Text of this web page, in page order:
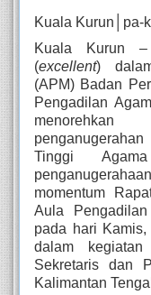
Kuala Kurun│pa-
Kuala Kurun –
(excellent)
(APM) Badan
Pengadilan
Tinggi
momentum
Aula
pada hari
dalam
Sekretaris dan
Kalimantan